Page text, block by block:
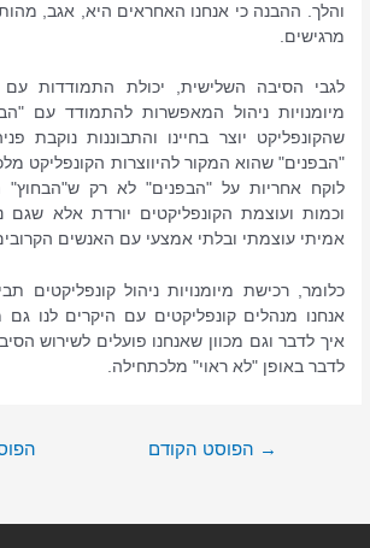
והלך. ההבנה כי אנחנו האחראים היא, אגב,
מרגישים.
לגבי הסיבה השלישית, יכולת התמודדות עם
מיומנויות ניהול המאפשרות להתמודד עם
שהקונפליקט יוצר בחיינו והתבוננות נוקבת
"הבפנים" שהוא המקור להיווצרות הקונפליקט
לוקח אחריות על "הבפנים" לא רק ש"הבחוץ"
וכמות ועוצמת הקונפליקטים יורדת אלא
אמיתי עוצמתי ובלתי אמצעי עם האנשים
כלומר, רכישת מיומנויות ניהול קונפליקטים
אנחנו מנהלים קונפליקטים עם היקרים לנו גם
איך לדבר וגם מכוון שאנחנו פועלים לשירוש
לדבר באופן "לא ראוי" מלכתחילה.
→ הפוסט הקודם